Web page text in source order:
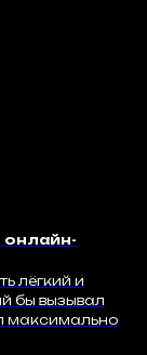
онлайн-
лёгкий и
бы вызывал
максимально